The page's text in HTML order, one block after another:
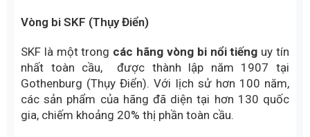
Vòng bi SKF (Thụy Điển)
SKF là một trong các hãng vòng bi nổi tiếng uy tín
nhất toàn cầu, được thành lập năm 1907 tại
Gothenburg (Thụy Điển). Với lịch sử hơn 100 năm,
các sản phẩm của hãng đã diện tại hơn 130 quốc
gia, chiếm khoảng 20% thị phần toàn cầu.